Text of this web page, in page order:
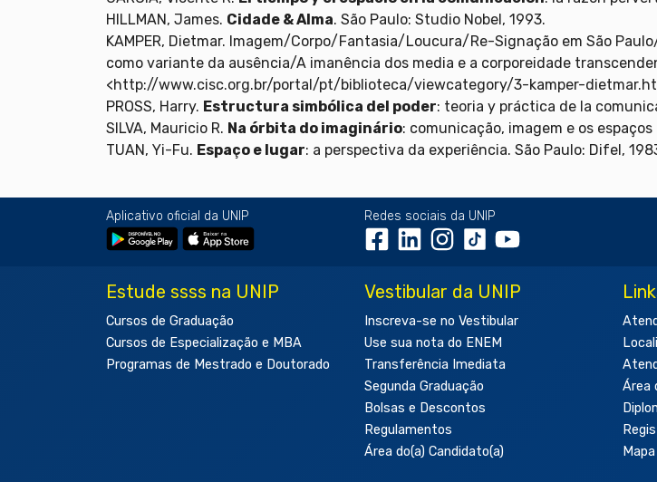
HILLMAN, James. Cidade & Alma. São Paulo: Studio Nobel, 1993.
KAMPER, Dietmar. Imagem/Corpo/Fantasia/Loucura/Re-Signação em São
como variante da ausência/A imanência dos media e a corporeidade
<http://www.cisc.org.br/portal/pt/biblioteca/viewcategory/3-kamper-
PROSS, Harry. Estructura simbólica del poder: teoria y práctica de la
SILVA, Mauricio R. Na órbita do imaginário: comunicação, imagem e os
TUAN, Yi-Fu. Espaço e lugar: a perspectiva da experiência. São Paulo: Difel,
Aplicativo oficial da UNIP Redes sociais da UNIP
Estude ssss na UNIP
Cursos de Graduação
Cursos de Especialização e MBA
Programas de Mestrado e Doutorado
Vestibular da UNIP
Inscreva-se no Vestibular
Use sua nota do ENEM
Transferência Imediata
Segunda Graduação
Bolsas e Descontos
Regulamentos
Área do(a) Candidato(a)
Área